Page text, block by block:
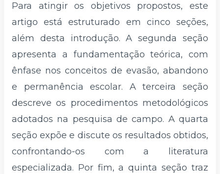
Para atingir os objetivos propostos, este
artigo está estruturado em cinco seções,
além desta introdução. A segunda seção
apresenta a fundamentação teórica, com
ênfase nos conceitos de evasão, abandono
e permanência escolar. A terceira seção
descreve os procedimentos metodológicos
adotados na pesquisa de campo. A quarta
seção expõe e discute os resultados obtidos,
confrontando-os com a literatura
especializada. Por fim, a quinta seção traz